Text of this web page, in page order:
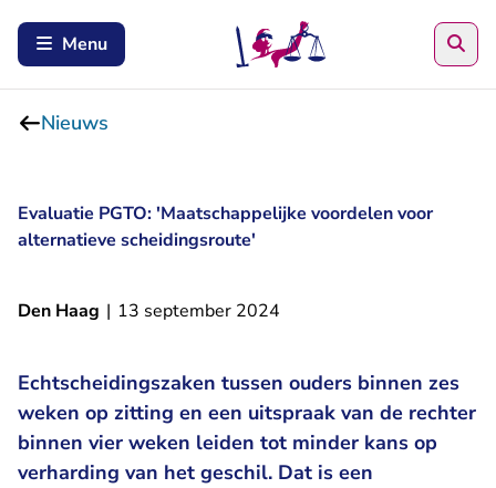
Menu
Nieuws
Evaluatie PGTO: 'Maatschappelijke voordelen voor
alternatieve scheidingsroute'
Den Haag | 13 september 2024
Echtscheidingszaken tussen ouders binnen zes
weken op zitting en een uitspraak van de rechter
binnen vier weken leiden tot minder kans op
verharding van het geschil. Dat is een